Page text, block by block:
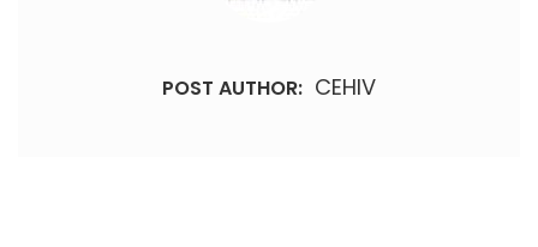
POST AUTHOR: CEHIV